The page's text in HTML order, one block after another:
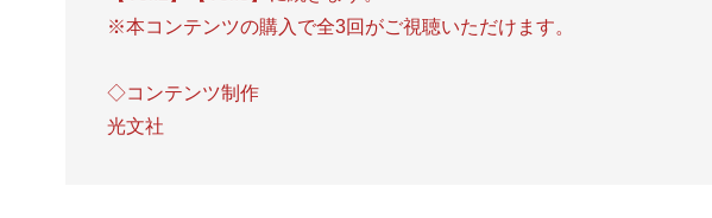
※本コンテンツの購入で全3回がご視聴いただけます。
◇コンテンツ制作
光文社